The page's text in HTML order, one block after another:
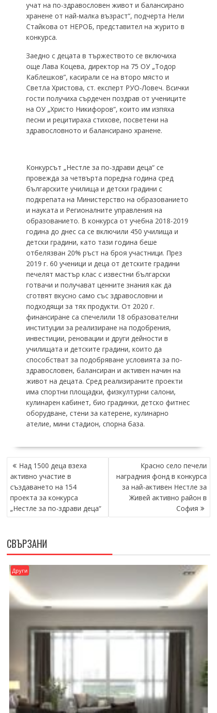
учат на по-здравословен живот и балансирано
хранене от най-малка възраст“, подчерта Нели
Стайкова от НЕРОБ, представител на журито в
конкурса.
Заедно с децата в тържеството се включиха
още Лава Коцева, директор на 75 ОУ „Тодор
Каблешков”, касирали се на второ място и
Светла Христова, ст. експерт РУО-Ловеч. Всички
гости получиха сърдечен поздрав от учениците
на ОУ „Христо Никифоров“, които им изпяха
песни и рецитираха стихове, посветени на
здравословното и балансирано хранене.
Конкурсът „Нестле за по-здрави деца“ се
провежда за четвърта поредна година сред
българските училища и детски градини с
подкрепата на Министерство на образованието
и науката и Регионалните управления на
образованието. В конкурса от учебна 2018-2019
година до днес са се включили 450 училища и
детски градини, като тази година беше
отбелязван 20% ръст на броя участници. През
2019 г. 60 ученици и деца от детските градини
печелят мастър клас с известни български
готвачи и получават ценните знания как да
сготвят вкусно само със здравословни и
подходящи за тях продукти. От 2020 г.
финансиране са спечелили 18 образователни
институции за реализиране на подобрения,
инвестиции, реновации и други дейности в
училищата и детските градини, които да
способстват за подобряване условията за по-
здравословен, балансиран и активен начин на
живот на децата. Сред реализираните проекти
има спортни площадки, физкултурни салони,
кулинарен кабинет, био градинки, детско фитнес
оборудване, стени за катерене, кулинарно
ателие, мини стадион, спорна база.
НАВИГАЦИЯ
Над 1500 деца взеха
активно участие в
създаването на 154
проекта за конкурса
„Нестле за по-здрави деца“
Красно село печели
наградния фонд в конкурса
за най-активен Нестле за
Живей активно район в
София
СВЪРЗАНИ
Други